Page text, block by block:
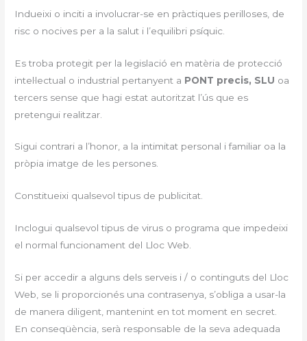
Indueixi o inciti a involucrar-se en pràctiques perilloses, de
risc o nocives per a la salut i l’equilibri psíquic.
Es troba protegit per la legislació en matèria de protecció
intel·lectual o industrial pertanyent a PONT precis, SLU oa
tercers sense que hagi estat autoritzat l’ús que es
pretengui realitzar.
Sigui contrari a l’honor, a la intimitat personal i familiar oa la
pròpia imatge de les persones.
Constitueixi qualsevol tipus de publicitat.
Inclogui qualsevol tipus de virus o programa que impedeixi
el normal funcionament del Lloc Web.
Si per accedir a alguns dels serveis i / o continguts del Lloc
Web, se li proporcionés una contrasenya, s’obliga a usar-la
de manera diligent, mantenint en tot moment en secret.
En conseqüència, serà responsable de la seva adequada